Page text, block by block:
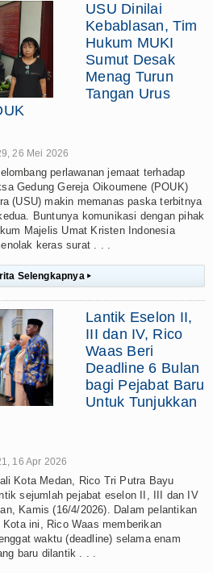
USU Dinilai
Kebablasan, Tim
Hukum MUKI
Sumut Desak
Menag Turun
Tangan Urus
26 Mei 2026
perlawanan jemaat terhadap
Gedung Gereja Oikoumene (POUK)
(USU) makin memanas paska terbitnya
Buntunya komunikasi dengan pihak
Majelis Umat Kristen Indonesia
keras surat . . .
Selengkapnya ▸
Lantik Eselon II,
III dan IV, Rico
Waas Beri
Deadline 6 Bulan
bagi Pejabat Baru
Untuk Tunjukkan
16 Apr 2026
Kota Medan, Rico Tri Putra Bayu
sejumlah pejabat eselon II, III dan IV
Kamis (16/4/2026). Dalam pelantikan
ini, Rico Waas memberikan
waktu (deadline) selama enam
baru dilantik . . .